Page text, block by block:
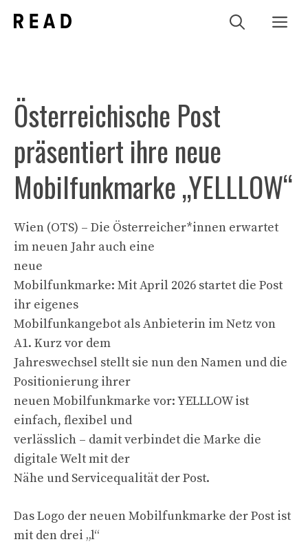
Inhalt
Österreichische Post
präsentiert ihre neue
Mobilfunkmarke „YELLLOW“
Wien (OTS) – Die Österreicher*innen erwartet
im neuen Jahr auch eine
neue
Mobilfunkmarke: Mit April 2026 startet die Post
ihr eigenes
Mobilfunkangebot als Anbieterin im Netz von
A1. Kurz vor dem
Jahreswechsel stellt sie nun den Namen und die
Positionierung ihrer
neuen Mobilfunkmarke vor: YELLLOW ist
einfach, flexibel und
verlässlich – damit verbindet die Marke die
digitale Welt mit der
Nähe und Servicequalität der Post.
Das Logo der neuen Mobilfunkmarke der Post ist
mit den drei „l“